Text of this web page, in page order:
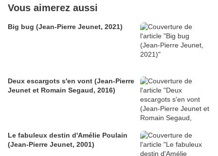
Vous aimerez aussi
Big bug (Jean-Pierre Jeunet, 2021)
Deux escargots s'en vont (Jean-Pierre
Jeunet et Romain Segaud, 2016)
Le fabuleux destin d'Amélie Poulain
(Jean-Pierre Jeunet, 2001)